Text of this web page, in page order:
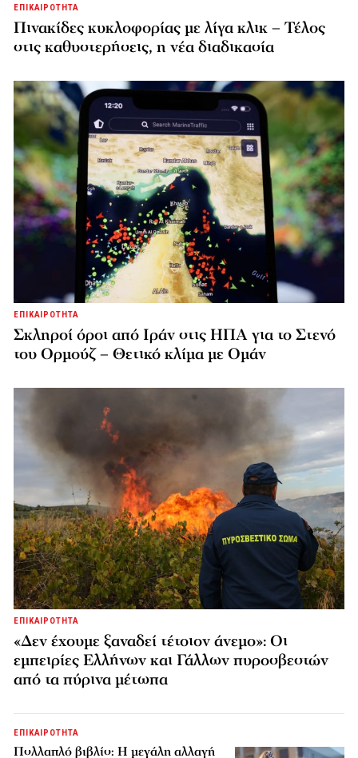
ΕΠΙΚΑΙΡΟΤΗΤΑ
Πινακίδες κυκλοφορίας με λίγα κλικ – Τέλος
στις καθυστερήσεις, η νέα διαδικασία
ΕΠΙΚΑΙΡΟΤΗΤΑ
Σκληροί όροι από Ιράν στις ΗΠΑ για το Στενό
του Ορμούζ – Θετικό κλίμα με Ομάν
ΕΠΙΚΑΙΡΟΤΗΤΑ
«Δεν έχουμε ξαναδεί τέτοιον άνεμο»: Οι
εμπειρίες Ελλήνων και Γάλλων πυροσβεστών
από τα πύρινα μέτωπα
ΕΠΙΚΑΙΡΟΤΗΤΑ
Πολλαπλό βιβλίο: Η μεγάλη αλλαγή